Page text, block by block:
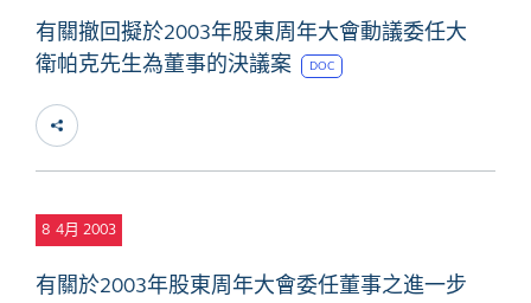
有關撤回擬於2003年股東周年大會動議委任大
衛帕克先生為董事的決議案
DOC
8 4月 2003
有關於2003年股東周年大會委任董事之進一步